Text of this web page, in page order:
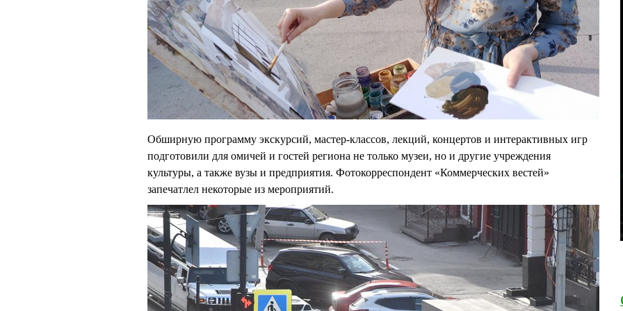
Обширную программу экскурсий, мастер-классов, лекций, концертов и интерактивных игр
подготовили для омичей и гостей региона не только музеи, но и другие учреждения
культуры, а также вузы и предприятия. Фотокорреспондент «Коммерческих вестей»
запечатлел некоторые из мероприятий.